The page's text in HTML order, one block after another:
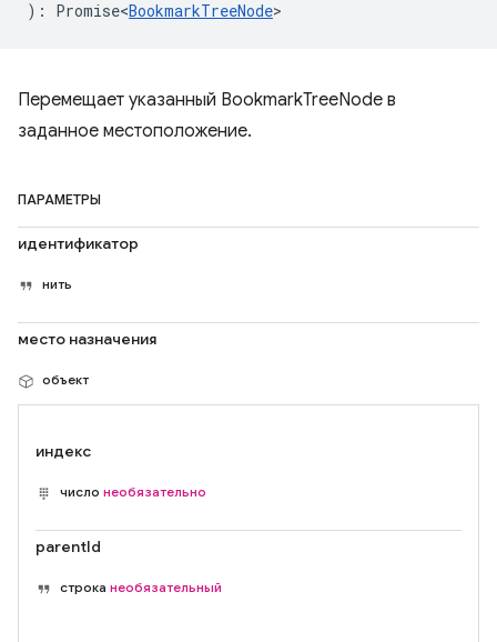
) : Promise<BookmarkTreeNode>
Перемещает указанный BookmarkTreeNode в
заданное местоположение.
ПАРАМЕТРЫ
идентификатор
нить
место назначения
объект
индекс
число необязательно
parentId
строка необязательный